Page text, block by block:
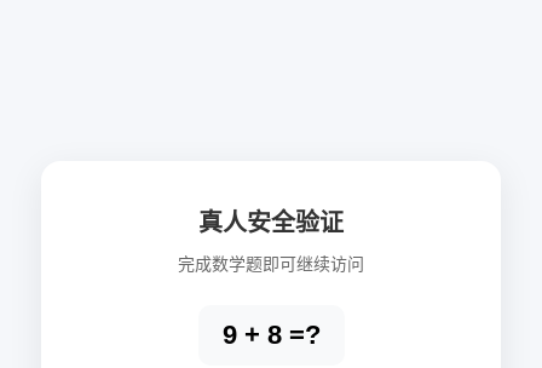
真人安全验证
完成数学题即可继续访问
9 + 8 =?